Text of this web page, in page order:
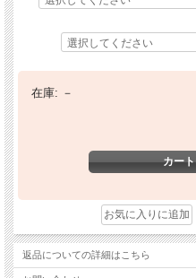
在庫: －
返品についての詳細はこちら